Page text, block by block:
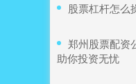
股票杠杆怎么
郑州股票配资
助你投资无忧